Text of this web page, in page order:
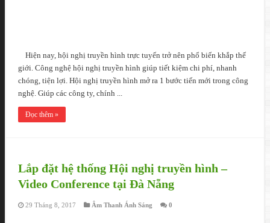
Hiện nay, hội nghị truyền hình trực tuyến trở nên phổ biến khắp thế
giới. Công nghệ hội nghị truyền hình giúp tiết kiệm chi phí, nhanh
chóng, tiện lợi. Hội nghị truyền hình mở ra 1 bước tiến mới trong công
nghệ. Giúp các công ty, chính ...
Đọc thêm »
Lắp đặt hệ thống Hội nghị truyền hình –
Video Conference tại Đà Nẵng
29 Tháng 8, 2017 Âm Thanh Ánh Sáng 0